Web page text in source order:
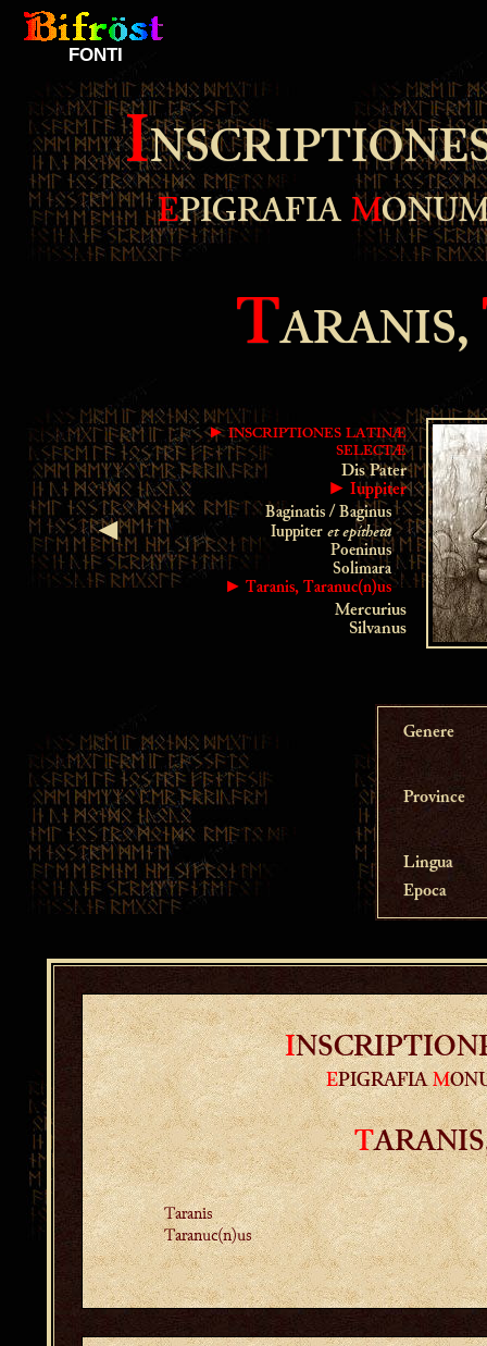
FONTI
I
EPIGRAFIAM
TARANIS,
◄
►INSCRIPTIONES LATINÆ
SELECTÆ
Dis Pater
► Iuppiter
Baginatis / Baginus
Iuppiter et epítheta
Poeninus
Solimara
► Taranis, Taranuc(n)us
Mercurius
Silvanus
Genere
Province
Lingua
Epoca
I
EPIGRAFIAM
T
Taranis
Taranuc(n)us